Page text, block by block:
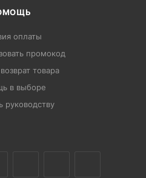
оплаты
промокод
товара
в выборе
руководству